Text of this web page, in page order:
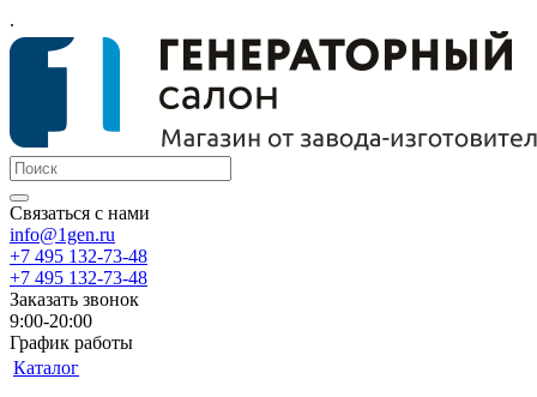
.
Связаться с нами
info@1gen.ru
+7 495 132-73-48
+7 495 132-73-48
Заказать звонок
9:00-20:00
График работы
Каталог